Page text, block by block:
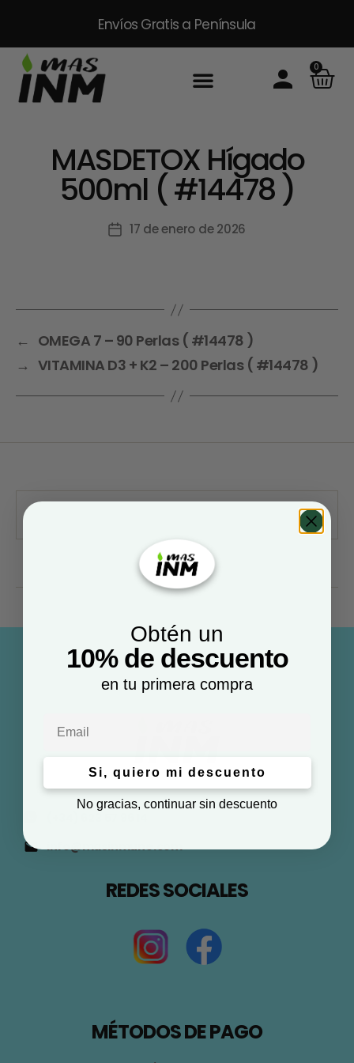
Envíos Gratis a Península
0
MASDETOX Hígado
500ml ( #14478 )
17 de enero de 2026
← OMEGA 7 – 90 Perlas ( #14478 )
→ VITAMINA D3 + K2 – 200 Perlas ( #14478 )
info@masinmune.com
REDES SOCIALES
MÉTODOS DE PAGO
Obtén un
10% de descuento
en tu primera compra
Si, quiero mi descuento
No gracias, continuar sin descuento